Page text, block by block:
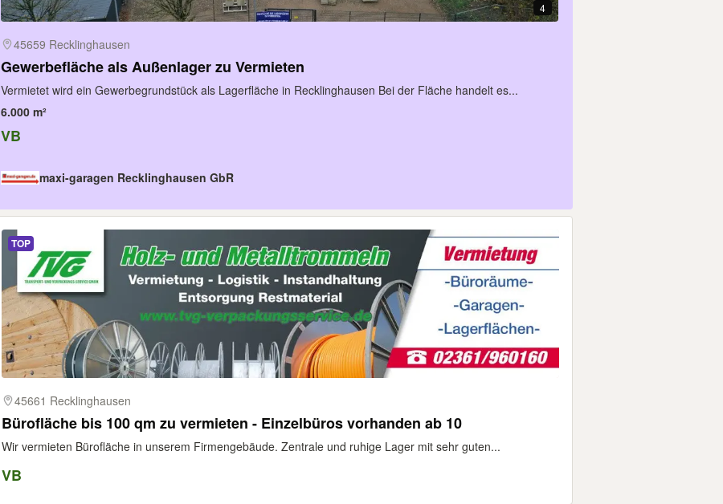
4
45659 Recklinghausen
Gewerbefläche als Außenlager zu Vermieten
Vermietet wird ein Gewerbegrundstück als Lagerfläche in Recklinghausen Bei der Fläche handelt es...
6.000 m²
VB
maxi-garagen Recklinghausen GbR
TOP
45661 Recklinghausen
Bürofläche bis 100 qm zu vermieten - Einzelbüros vorhanden ab 10
Wir vermieten Bürofläche in unserem Firmengebäude. Zentrale und ruhige Lager mit sehr guten...
VB